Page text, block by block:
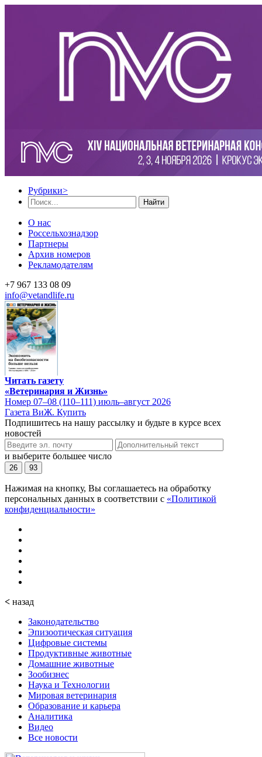
Рубрики>
Найти
О нас
Россельхознадзор
Партнеры
Архив номеров
Рекламодателям
+7 967 133 08 09
info@vetandlife.ru
Читать газету
«Ветеринария и Жизнь»
Номер 07–08 (110–111) июль–август 2026
Газета ВиЖ. Купить
Подпишитесь на нашу рассылку и будьте в курсе всех
новостей
и выберите большее число
26 93
Нажимая на кнопку, Вы соглашаетесь на обработку
персональных данных в соответствии с «Политикой
конфиденциальности»
< назад
Законодательство
Эпизоотическая ситуация
Цифровые системы
Продуктивные животные
Домашние животные
Зообизнес
Наука и Технологии
Мировая ветеринария
Образование и карьера
Аналитика
Видео
Все новости